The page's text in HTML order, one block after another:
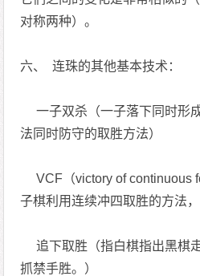
对称两种）。
六、 连珠的其他基本技术：
一子双杀（一子落下同时形
法同时防守的取胜方法）
VCF（victory of continuous
子棋利用连续冲四取胜的方法
追下取胜（指白棋指出黑棋
抓禁手胜。）